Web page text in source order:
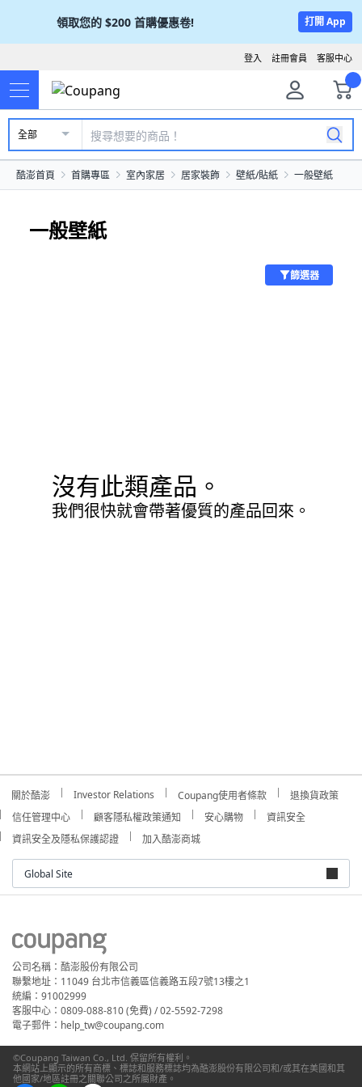
領取您的 $200 首購優惠卷! 打開 App
客服中心
註冊會員
登入
全部
酷澎首頁 首購專區 室內家居 居家裝飾 壁紙/貼紙 一般壁紙
一般壁紙
篩選器
沒有此類產品。
我們很快就會帶著優質的產品回來。
關於酷澎 Investor Relations Coupang使用者條款
退換貨政策
信任管理中心
顧客隱私權政策通知 安心購物
資訊安全
資訊安全及隱私保護認證
加入酷澎商城
Global Site
公司名稱：酷澎股份有限公司
聯繫地址：11049 台北市信義區信義路五段7號13樓之1
統編：91002999
客服中心：0809-088-810 (免費) / 02-5592-7298
電子郵件：help_tw@coupang.com
©Coupang Taiwan Co., Ltd. 保留所有權利。
本網站上顯示的所有商標、標誌和服務標誌均為酷澎股份有限公司和/或其在美國和其
他國家/地區註冊之關聯公司之所屬財產。